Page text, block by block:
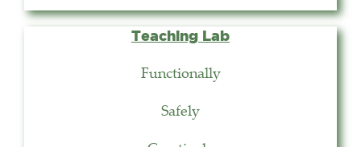
Teaching Lab
Functionally
Safely